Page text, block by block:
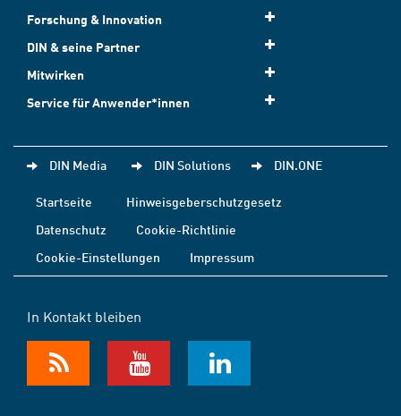
Forschung & Innovation
DIN & seine Partner
Mitwirken
Service für Anwender*innen
DIN Media DIN Solutions DIN.ONE
Startseite
Hinweisgeberschutzgesetz
Datenschutz
Cookie-Richtlinie
Cookie-Einstellungen
Impressum
In Kontakt bleiben